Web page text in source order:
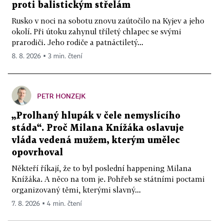
proti balistickým střelám
Rusko v noci na sobotu znovu zaútočilo na Kyjev a jeho
okolí. Při útoku zahynul tříletý chlapec se svými
prarodiči. Jeho rodiče a patnáctiletý...
8. 8. 2026 ▪ 3 min. čtení
PETR HONZEJK
„Prolhaný hlupák v čele nemyslícího
stáda“. Proč Milana Knížáka oslavuje
vláda vedená mužem, kterým umělec
opovrhoval
Někteří říkají, že to byl poslední happening Milana
Knížáka. A něco na tom je. Pohřeb se státními poctami
organizovaný těmi, kterými slavný...
7. 8. 2026 ▪ 4 min. čtení